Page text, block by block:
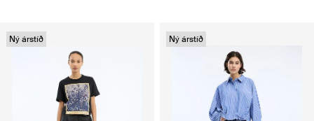
Ný árstíð Ný árstíð